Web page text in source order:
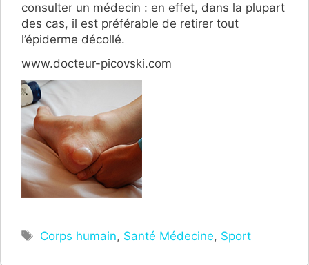
consulter un médecin : en effet, dans la plupart
des cas, il est préférable de retirer tout
l’épiderme décollé.
www.docteur-picovski.com
Étiquettes
Corps humain, Santé Médecine, Sport